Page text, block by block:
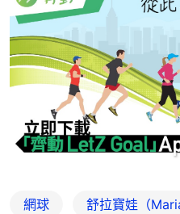
網球 舒拉寶娃（